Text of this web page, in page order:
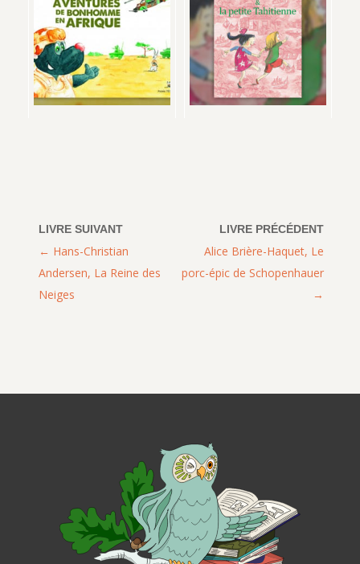
Alice Brière-Haquet, Le
porc-épic de Schopenhauer
Hans-Christian
Andersen, La Reine des
Neiges